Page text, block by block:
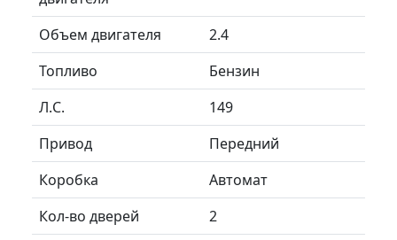
Объем двигателя
2.4
Топливо
Бензин
Л.C.
149
Привод
Передний
Коробка
Автомат
Кол-во дверей
2